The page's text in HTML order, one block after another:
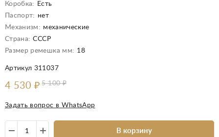
Коробка:
Есть
Паспорт: нет
Механизм: механические
Страна: СССР
Размер ремешка мм: 18
Артикул 311037
4 530₽ 5 100₽
Задать вопрос в WhatsApp
В корзину